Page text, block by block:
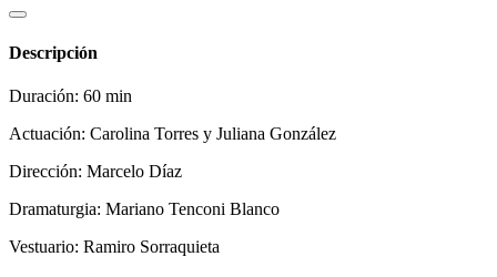
Descripción
Duración: 60 min
Actuación: Carolina Torres y Juliana González
Dirección: Marcelo Díaz
Dramaturgia: Mariano Tenconi Blanco
Vestuario: Ramiro Sorraquieta